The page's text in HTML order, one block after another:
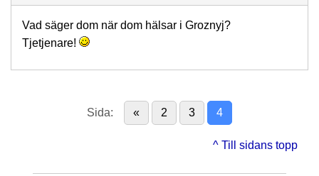
Vad säger dom när dom hälsar i Groznyj?
Tjetjenare!
Sida: « 2 3 4
^ Till sidans topp